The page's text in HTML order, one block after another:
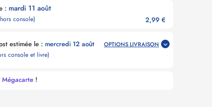
le : mardi 11 août
console) 2,99 €
Livraison Point Relais Chronopost estimée le : mercredi 12 août
console et livre)
OPTIONS LIVRAISON
Mégacarte !